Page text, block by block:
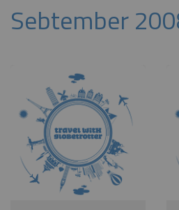
Sebtember
Pošlji VESELJE5
doniraj
Pomagaj otrokom z manj